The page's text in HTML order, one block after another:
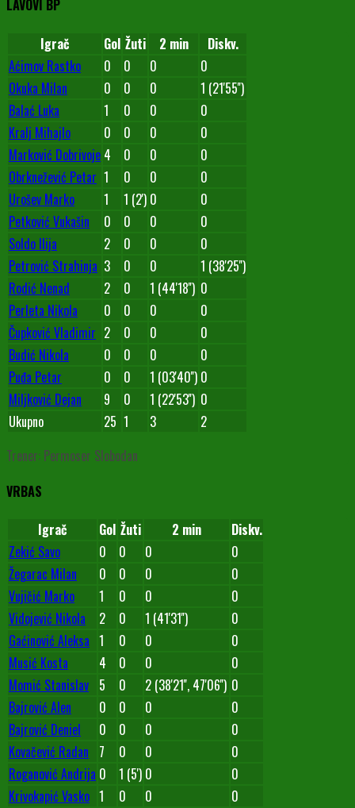
LAVOVI BP
Igrač Gol Žuti 2 min
Diskv.
Aćimov Rastko
0 0 0
0
Okuka Milan
0 0 0
1 (21'55'')
Balać Luka
1 0 0
0
Kralj Mihajlo
0 0 0
0
Marković Dobrivoje 4 0 0
0
Obrknežević Petar 1 0 0
0
Urošev Marko
1 1 (2') 0
0
Petković Vukašin
0 0 0
0
Soldo Ilija
2 0 0
0
Petrović Strahinja 3 0 0
1 (38'25'')
Rodić Nenad
2 0 1 (44'18'') 0
Perleta Nikola
0 0 0
0
Čupković Vladimir 2 0 0
0
Budić Nikola
0 0 0
0
Puđa Petar
0 0 1 (03'40'') 0
Miljković Dejan
9 0 1 (22'53'') 0
Ukupno
25 1 3
2
Trener: Permoser Slobodan
VRBAS
Igrač Gol Žuti 2 min
Diskv.
Zekić Savo
0 0 0
0
Žegarac Milan
0 0 0
0
Vujičić Marko
1 0 0
0
Vidojević Nikola
2 0 1 (41'31'')
0
Gaćinović Aleksa 1 0 0
0
Musić Kosta
4 0 0
0
Momić Stanislav 5 0 2 (38'21'', 47'06'') 0
Bajrović Alen
0 0 0
0
Bajrović Deniel
0 0 0
0
Kovačević Radan
7 0 0
0
Roganović Andrija 0 1 (5') 0
0
Krivokapić Vasko 1 0 0
0